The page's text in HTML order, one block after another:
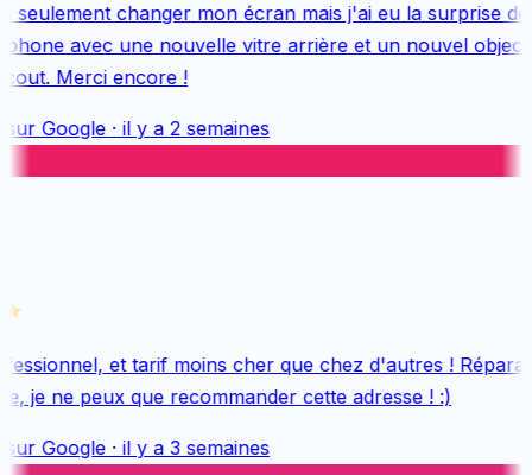
seulement changer mon écran mais j'ai eu la surprise de
avec une nouvelle vitre arrière et un nouvel
Merci encore !
Google· il y a 2 semaines
et tarif moins cher que chez d'autres !
je ne peux que recommander cette adresse ! :)
Google· il y a 3 semaines